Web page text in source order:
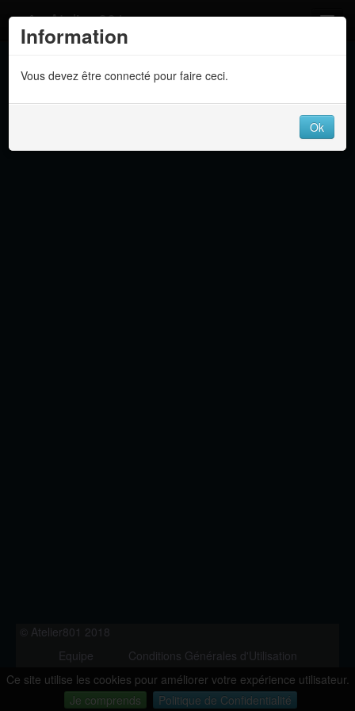
Ce site utilise les cookies pour améliorer votre expérience utilisateur.
Je comprends
Politique de Confidentialité
Information
Vous devez être connecté pour faire ceci.
Ok
Atelier 801
Dev Tracker
Langue
© Atelier801 2018
Equipe
Conditions Générales d'Utilisation
Politique de Confidentialité
Contact
Version 1.27